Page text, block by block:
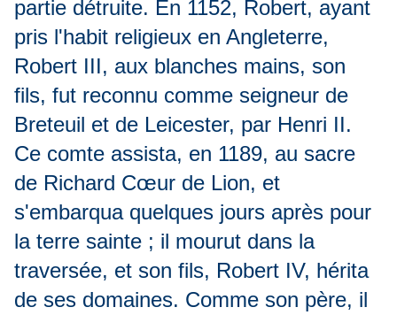
partie détruite. En 1152, Robert, ayant
pris l'habit religieux en Angleterre,
Robert III, aux blanches mains, son
fils, fut reconnu comme seigneur de
Breteuil et de Leicester, par Henri II.
Ce comte assista, en 1189, au sacre
de Richard Cœur de Lion, et
s'embarqua quelques jours après pour
la terre sainte ; il mourut dans la
traversée, et son fils, Robert IV, hérita
de ses domaines. Comme son père, il